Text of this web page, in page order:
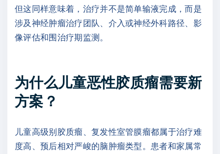
但这同样意味着，治疗并不是简单输液完成，而是
涉及神经肿瘤治疗团队、介入或神经外科路径、影
像评估和围治疗期监测。
为什么儿童恶性胶质瘤需要新
方案？
儿童高级别胶质瘤、复发性室管膜瘤都属于治疗难
度高、预后相对严峻的脑肿瘤类型。患者和家属常